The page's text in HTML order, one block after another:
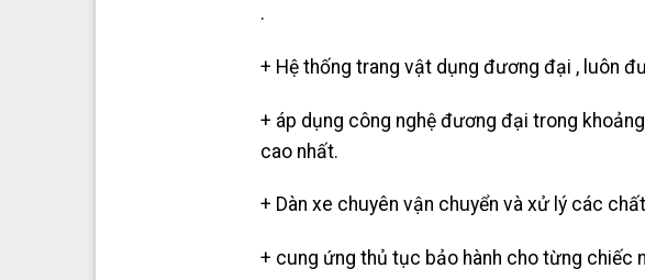
.
+ Hệ thống trang vật dụng đương đại , luôn
+ áp dụng công nghệ đương đại trong
cao nhất.
+ Dàn xe chuyên vận chuyển và xử lý các
+ cung ứng thủ tục bảo hành cho từng chiếc